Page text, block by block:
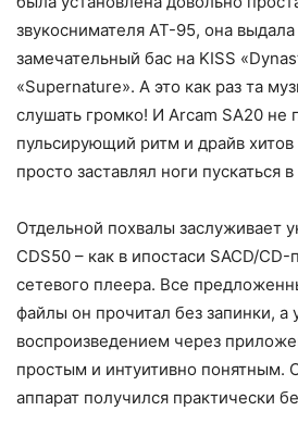
звукоснимателя AT-95, она
замечательный бас на KISS
«Supernature». А это как раз та
слушать громко! И Arcam SA20 не
пульсирующий ритм и драйв
просто заставлял ноги пускаться в
Отдельной похвалы заслуживает
CDS50 – как в ипостаси SACD/
сетевого плеера. Все
файлы он прочитал без запинки, а
воспроизведением через
простым и интуитивно понятным.
аппарат получился практически